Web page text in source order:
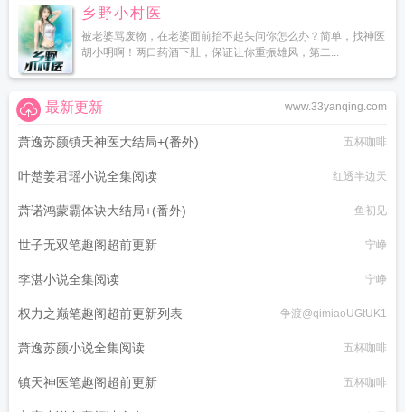
乡野小村医
被老婆骂废物，在老婆面前抬不起头问你怎么办？简单，找神医
胡小明啊！两口药酒下肚，保证让你重振雄风，第二...
www.33yanqing.com
最新更新
萧逸苏颜镇天神医大结局+(番外) 五杯咖啡
叶楚姜君瑶小说全集阅读 红透半边天
萧诺鸿蒙霸体诀大结局+(番外) 鱼初见
世子无双笔趣阁超前更新 宁峥
李湛小说全集阅读 宁峥
权力之巅笔趣阁超前更新列表 争渡@qimiaoUGtUK1
萧逸苏颜小说全集阅读 五杯咖啡
镇天神医笔趣阁超前更新 五杯咖啡